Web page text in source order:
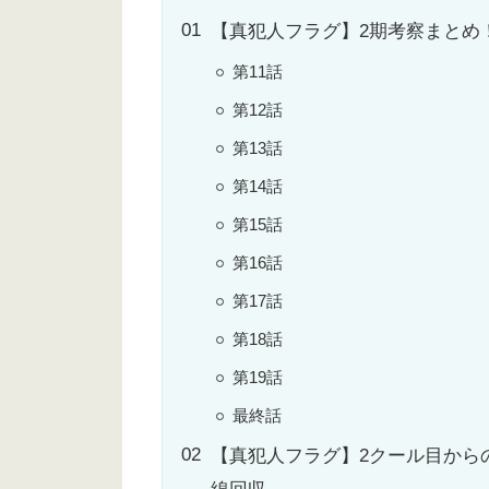
【真犯人フラグ】2期考察まとめ
第11話
第12話
第13話
第14話
第15話
第16話
第17話
第18話
第19話
最終話
【真犯人フラグ】2クール目から